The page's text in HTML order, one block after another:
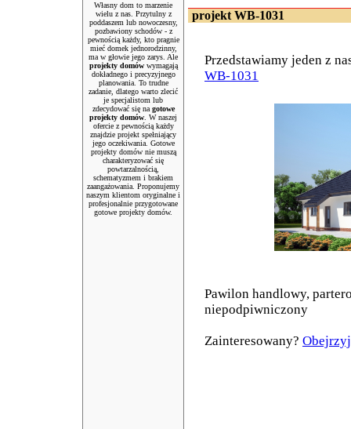
Własny dom to marzenie
wielu z nas. Przytulny z
poddaszem lub nowoczesny,
pozbawiony schodów - z
pewnością każdy, kto pragnie
mieć domek jednorodzinny,
ma w głowie jego zarys. Ale
projekty domówwymagają
dokładnego i precyzyjnego
planowania. To trudne
zadanie, dlatego warto zlecić
je specjalistom lub
zdecydować się na gotowe
projekty domów . W naszej
ofercie z pewnością każdy
znajdzie projekt spełniający
jego oczekiwania. Gotowe
projekty domów nie muszą
charakteryzować się
powtarzalnością,
schematyzmem i brakiem
zaangażowania. Proponujemy
naszym klientom oryginalne i
profesjonalnie przygotowane
gotowe projekty domów.
projekt WB-1031
Przedstawiamy jeden z
WB-1031
Pawilon handlowy,
niepodpiwniczony
Zainteresowany? Obejrzyj